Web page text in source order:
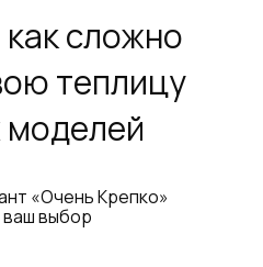
«Очень Крепко»
выбор
сложно
теплицу
моделей